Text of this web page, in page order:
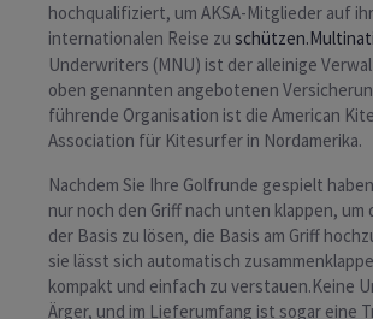
hochqualifiziert, um AKSA-Mitglieder auf
internationalen Reise zu
Underwriters (MNU) ist der alleinige
oben genannten angebotenen
führende Organisation ist die American
Association für Kitesurfer in Nordamerika.
Nachdem Sie Ihre Golfrunde gespielt
nur noch den Griff nach unten klappen, um
der Basis zu lösen, die Basis am Griff
sie lässt sich automatisch
kompakt und einfach zu verstauen.Keine
Ärger, und im Lieferumfang ist sogar eine